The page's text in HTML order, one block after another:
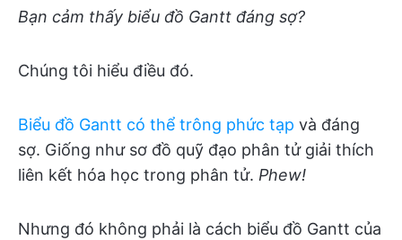
Bạn cảm thấy biểu đồ Gantt đáng sợ?
Chúng tôi hiểu điều đó.
Biểu đồ Gantt có thể trông phức tạp và đáng
sợ. Giống như sơ đồ quỹ đạo phân tử giải thích
liên kết hóa học trong phân tử. Phew!
Nhưng đó không phải là cách biểu đồ Gantt của